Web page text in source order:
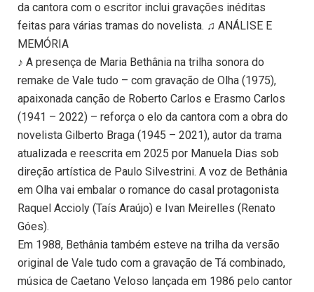
da cantora com o escritor inclui gravações inéditas
feitas para várias tramas do novelista. ♫ ANÁLISE E
MEMÓRIA
♪ A presença de Maria Bethânia na trilha sonora do
remake de Vale tudo – com gravação de Olha (1975),
apaixonada canção de Roberto Carlos e Erasmo Carlos
(1941 – 2022) – reforça o elo da cantora com a obra do
novelista Gilberto Braga (1945 – 2021), autor da trama
atualizada e reescrita em 2025 por Manuela Dias sob
direção artística de Paulo Silvestrini. A voz de Bethânia
em Olha vai embalar o romance do casal protagonista
Raquel Accioly (Taís Araújo) e Ivan Meirelles (Renato
Góes).
Em 1988, Bethânia também esteve na trilha da versão
original de Vale tudo com a gravação de Tá combinado,
música de Caetano Veloso lançada em 1986 pelo cantor